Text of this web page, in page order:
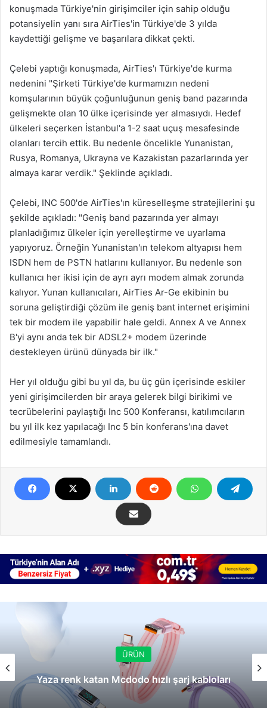
konuşmada Türkiye'nin girişimciler için sahip olduğu
potansiyelin yanı sıra AirTies'in Türkiye'de 3 yılda
kaydettiği gelişme ve başarılara dikkat çekti.
Çelebi yaptığı konuşmada, AirTies'ı Türkiye'de kurma
nedenini "Şirketi Türkiye'de kurmamızın nedeni
komşularının büyük çoğunluğunun geniş band pazarında
gelişmekte olan 10 ülke içerisinde yer almasıydı. Hedef
ülkeleri seçerken İstanbul'a 1-2 saat uçuş mesafesinde
olanları tercih ettik. Bu nedenle öncelikle Yunanistan,
Rusya, Romanya, Ukrayna ve Kazakistan pazarlarında yer
almaya karar verdik." Şeklinde açıkladı.
Çelebi, INC 500'de AirTies'ın küreselleşme stratejilerini şu
şekilde açıkladı: "Geniş band pazarında yer almayı
planladığımız ülkeler için yerelleştirme ve uyarlama
yapıyoruz. Örneğin Yunanistan'ın telekom altyapısı hem
ISDN hem de PSTN hatlarını kullanıyor. Bu nedenle son
kullanıcı her ikisi için de ayrı ayrı modem almak zorunda
kalıyor. Yunan kullanıcıları, AirTies Ar-Ge ekibinin bu
soruna geliştirdiği çözüm ile geniş bant internet erişimini
tek bir modem ile yapabilir hale geldi. Annex A ve Annex
B'yi aynı anda tek bir ADSL2+ modem üzerinde
destekleyen ürünü dünyada bir ilk."
Her yıl olduğu gibi bu yıl da, bu üç gün içerisinde eskiler
yeni girişimcilerden bir araya gelerek bilgi birikimi ve
tecrübelerini paylaştığı Inc 500 Konferansı, katılımcıların
bu yıl ilk kez yapılacağı Inc 5 bin konferans'ına davet
edilmesiyle tamamlandı.
ÜRÜN
Yaza renk katan Mcdodo hızlı şarj kabloları